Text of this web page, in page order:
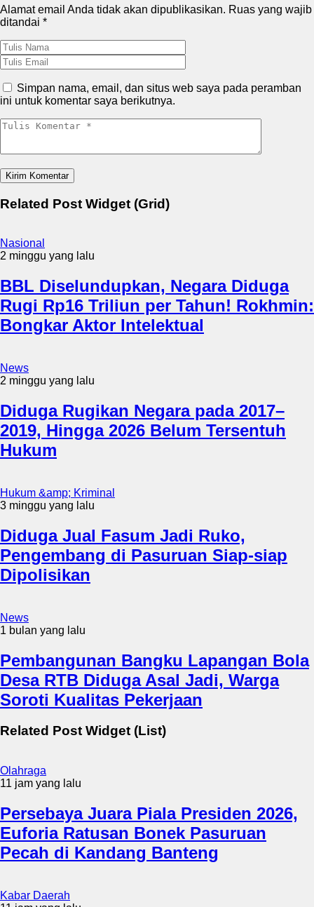
Alamat email Anda tidak akan dipublikasikan. Ruas yang wajib
ditandai *
Simpan nama, email, dan situs web saya pada peramban
ini untuk komentar saya berikutnya.
Related Post Widget (Grid)
Nasional
2 minggu yang lalu
BBL Diselundupkan, Negara Diduga
Rugi Rp16 Triliun per Tahun! Rokhmin:
Bongkar Aktor Intelektual
News
2 minggu yang lalu
Diduga Rugikan Negara pada 2017–
2019, Hingga 2026 Belum Tersentuh
Hukum
Hukum &amp; Kriminal
3 minggu yang lalu
Diduga Jual Fasum Jadi Ruko,
Pengembang di Pasuruan Siap-siap
Dipolisikan
News
1 bulan yang lalu
Pembangunan Bangku Lapangan Bola
Desa RTB Diduga Asal Jadi, Warga
Soroti Kualitas Pekerjaan
Related Post Widget (List)
Olahraga
11 jam yang lalu
Persebaya Juara Piala Presiden 2026,
Euforia Ratusan Bonek Pasuruan
Pecah di Kandang Banteng
Kabar Daerah